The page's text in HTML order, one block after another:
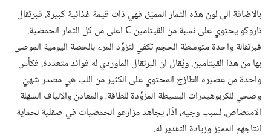
بالاضافة الى لون هذه الثمار المميّز،‏ فهي ذات قيمة غذائية كبيرة.‏ فبرتقال
تاروكّو يحتوي على نسبة من الڤيتامين C اعلى من كل الثمار الحمضية.‏
فبرتقالة واحدة متوسطة الحجم تكفي لتزوِّد المرء بالحصة اليومية الموصى
بها من هذا الڤيتامين.‏ ويُقال ان البرتقال الماوردي له فوائد متعددة.‏ فكأس
واحدة من عصيره الطازج المحتوي على الكثير من اللب هي مصدر شهيّ
وصحي للكربوهيدرات البسيطة المزوِّدة للطاقة،‏ والمعادن والالياف السهلة
الامتصاص.‏ لسبب وجيه،‏ اذًا،‏ يجاهد مزارعو الحمضيات في صقلية لحماية
انتاجهم المميّز وزيادة التقدير له.‏